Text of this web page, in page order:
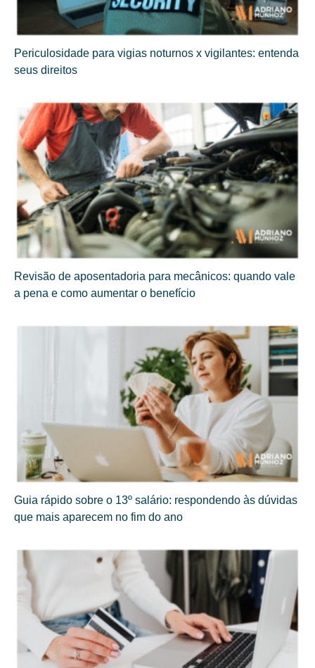
Periculosidade para vigias noturnos x vigilantes: entenda
seus direitos
Revisão de aposentadoria para mecânicos: quando vale
a pena e como aumentar o benefício
Guia rápido sobre o 13º salário: respondendo às dúvidas
que mais aparecem no fim do ano